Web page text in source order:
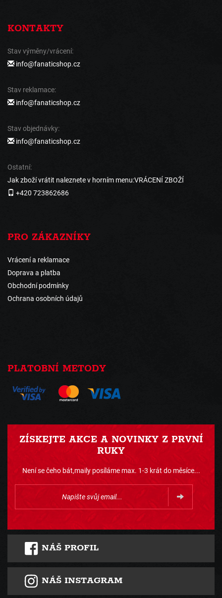
KONTAKTY
Stav výměny/vrácení:
info@fanaticshop.cz
Stav reklamace:
info@fanaticshop.cz
Stav objednávky:
info@fanaticshop.cz
Ostatní:
Jak zboží vrátit naleznete v horním menu:VRÁCENÍ ZBOŽÍ
+420 723862686
PRO ZÁKAZNÍKY
Vrácení a reklamace
Doprava a platba
Obchodní podmínky
Ochrana osobních údajů
PLATOBNÍ METODY
ZÍSKEJTE AKCE A NOVINKY Z PRVNÍ
RUKY
Není se čeho bát,maily posíláme max. 1-3 krát do měsíce...
NÁŠ PROFIL
NÁŠ INSTAGRAM